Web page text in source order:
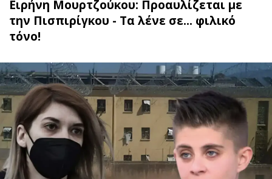
Ειρήνη Μουρτζούκου: Προαυλίζεται με
την Πισπιρίγκου - Τα λένε σε... φιλικό
τόνο!